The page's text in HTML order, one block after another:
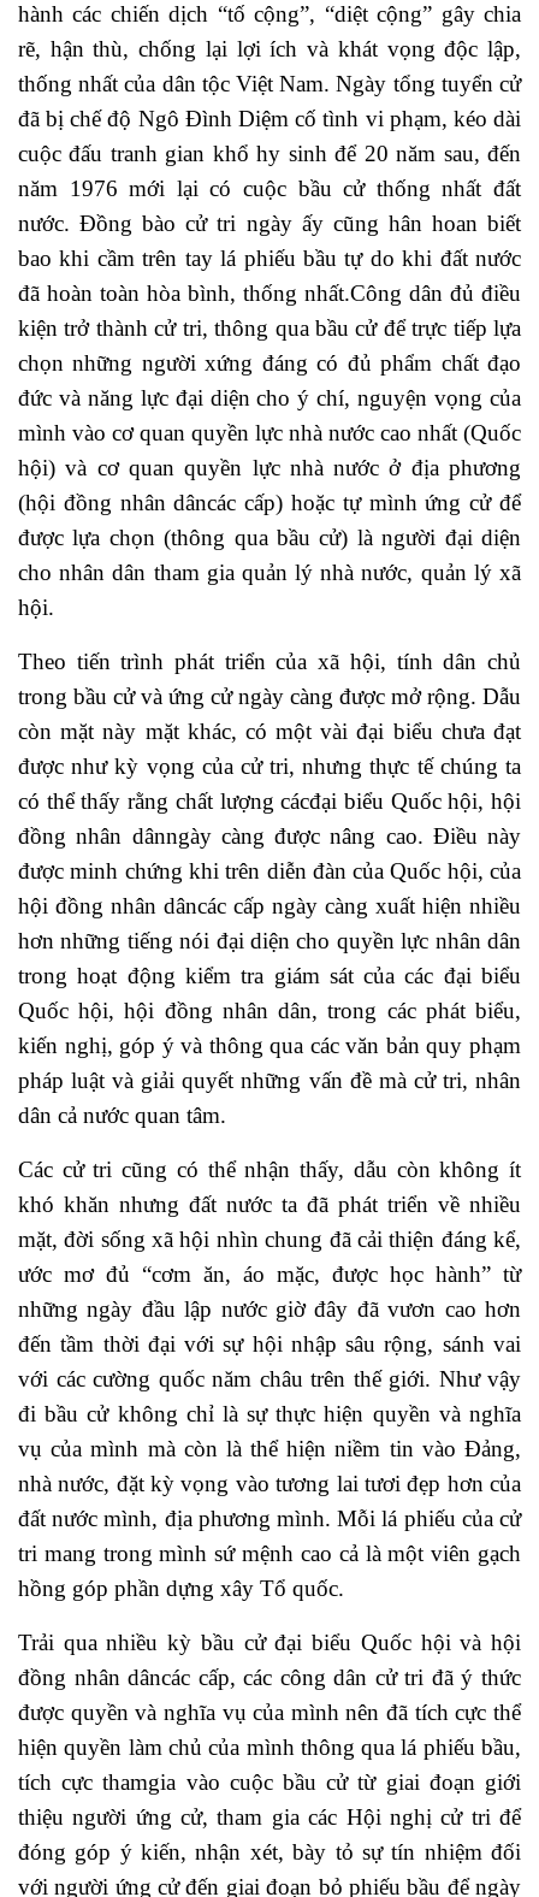
hành các chiến dịch “tố cộng”, “diệt cộng” gây chia
rẽ, hận thù, chống lại lợi ích và khát vọng độc lập,
thống nhất của dân tộc Việt Nam. Ngày tổng tuyển cử
đã bị chế độ Ngô Đình Diệm cố tình vi phạm, kéo dài
cuộc đấu tranh gian khổ hy sinh để 20 năm sau, đến
năm 1976 mới lại có cuộc bầu cử thống nhất đất
nước. Đồng bào cử tri ngày ấy cũng hân hoan biết
bao khi cầm trên tay lá phiếu bầu tự do khi đất nước
đã hoàn toàn hòa bình, thống nhất.Công dân đủ điều
kiện trở thành cử tri, thông qua bầu cử để trực tiếp lựa
chọn những người xứng đáng có đủ phẩm chất đạo
đức và năng lực đại diện cho ý chí, nguyện vọng của
mình vào cơ quan quyền lực nhà nước cao nhất (Quốc
hội) và cơ quan quyền lực nhà nước ở địa phương
(hội đồng nhân dâncác cấp) hoặc tự mình ứng cử để
được lựa chọn (thông qua bầu cử) là người đại diện
cho nhân dân tham gia quản lý nhà nước, quản lý xã
hội.
Theo tiến trình phát triển của xã hội, tính dân chủ
trong bầu cử và ứng cử ngày càng được mở rộng. Dẫu
còn mặt này mặt khác, có một vài đại biểu chưa đạt
được như kỳ vọng của cử tri, nhưng thực tế chúng ta
có thể thấy rằng chất lượng cácđại biểu Quốc hội, hội
đồng nhân dânngày càng được nâng cao. Điều này
được minh chứng khi trên diễn đàn của Quốc hội, của
hội đồng nhân dâncác cấp ngày càng xuất hiện nhiều
hơn những tiếng nói đại diện cho quyền lực nhân dân
trong hoạt động kiểm tra giám sát của các đại biểu
Quốc hội, hội đồng nhân dân, trong các phát biểu,
kiến nghị, góp ý và thông qua các văn bản quy phạm
pháp luật và giải quyết những vấn đề mà cử tri, nhân
dân cả nước quan tâm.
Các cử tri cũng có thể nhận thấy, dẫu còn không ít
khó khăn nhưng đất nước ta đã phát triển về nhiều
mặt, đời sống xã hội nhìn chung đã cải thiện đáng kể,
ước mơ đủ “cơm ăn, áo mặc, được học hành” từ
những ngày đầu lập nước giờ đây đã vươn cao hơn
đến tầm thời đại với sự hội nhập sâu rộng, sánh vai
với các cường quốc năm châu trên thế giới. Như vậy
đi bầu cử không chỉ là sự thực hiện quyền và nghĩa
vụ của mình mà còn là thể hiện niềm tin vào Đảng,
nhà nước, đặt kỳ vọng vào tương lai tươi đẹp hơn của
đất nước mình, địa phương mình. Mỗi lá phiếu của cử
tri mang trong mình sứ mệnh cao cả là một viên gạch
hồng góp phần dựng xây Tổ quốc.
Trải qua nhiều kỳ bầu cử đại biểu Quốc hội và hội
đồng nhân dâncác cấp, các công dân cử tri đã ý thức
được quyền và nghĩa vụ của mình nên đã tích cực thể
hiện quyền làm chủ của mình thông qua lá phiếu bầu,
tích cực thamgia vào cuộc bầu cử từ giai đoạn giới
thiệu người ứng cử, tham gia các Hội nghị cử tri để
đóng góp ý kiến, nhận xét, bày tỏ sự tín nhiệm đối
với người ứng cử đến giai đoạn bỏ phiếu bầu để ngày